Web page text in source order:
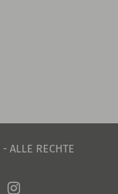
- ALLE RECHTE